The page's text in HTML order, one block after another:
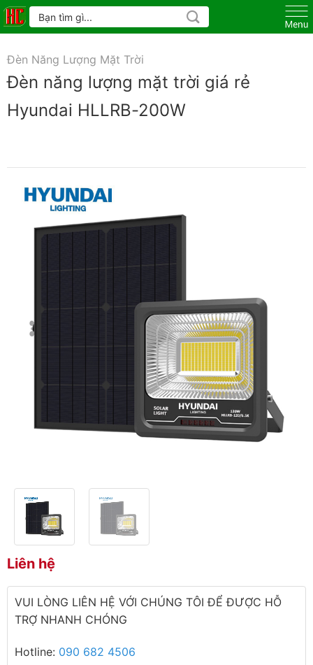
Skip
to
Tìm
kiếm:
Đèn Năng Lượng Mặt Trời
Đèn năng lượng mặt trời giá rẻ
Hyundai HLLRB-200W
Liên hệ
VUI LÒNG LIÊN HỆ VỚI CHÚNG TÔI ĐỂ ĐƯỢC HỖ
TRỢ NHANH CHÓNG
Hotline: 090 682 4506